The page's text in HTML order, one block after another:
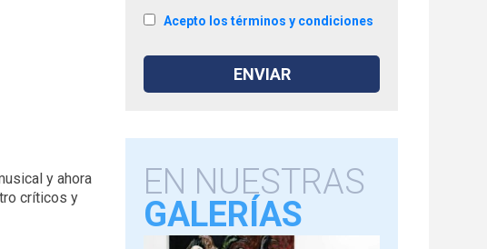
y ahora
críticos y
Acepto los términos y condiciones
EN NUESTRAS
GALERÍAS